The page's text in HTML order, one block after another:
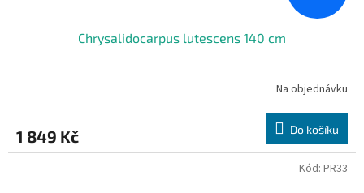
Chrysalidocarpus lutescens 140 cm
Na objednávku
1 849 Kč Do košíku
Kód: PR33